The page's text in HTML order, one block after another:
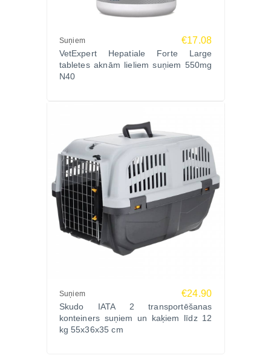
Suņiem €17.08
VetExpert Hepatiale Forte Large
tabletes aknām lieliem suņiem 550mg
N40
Suņiem €24.90
Skudo IATA 2 transportēšanas
konteiners suņiem un kaķiem līdz 12
kg 55x36x35 cm